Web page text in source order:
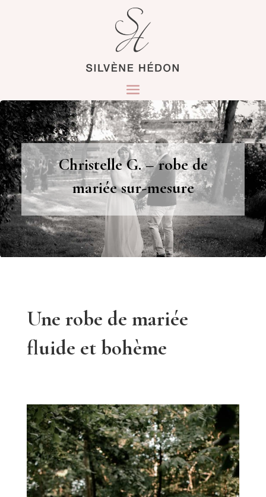
Christelle G. – robe de
mariée sur-mesure
Une robe de mariée
fluide et bohème